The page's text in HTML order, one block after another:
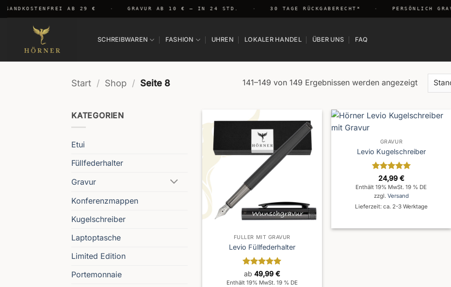
Zum
Inhalt
AB 29 € GRAVUR AB 10 € — IN 24 STD. 30 TAGE RÜCKGABERECHT* PERSÖNLICH
SCHREIBWAREN FASHION UHREN LOKALER HANDEL ÜBER UNS FAQ
Start / Shop / Seite 8 141–149 von 149 Ergebnissen werden angezeigt
KATEGORIEN
Etui
Füllfederhalter
Gravur
Konferenzmappen
Kugelschreiber
Laptoptasche
Limited Edition
Portemonnaie
FÜLLER MIT GRAVUR
Levio Füllfederhalter
Bewertet
mit5von
ab 49,99 €
Enthält 19% MwSt. 19 % DE
GRAVUR
Levio Kugelschreiber
Bewertet
mit5von
24,99 €
Enthält 19% MwSt. 19 % DE
zzgl. Versand
Lieferzeit: ca. 2-3 Werktage